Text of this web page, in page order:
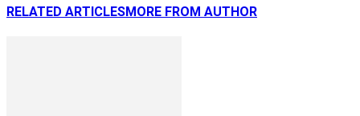
RELATED ARTICLESMORE FROM AUTHOR